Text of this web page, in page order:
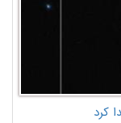
کرد